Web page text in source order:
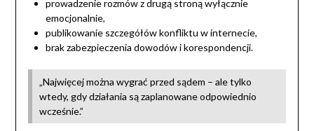
prowadzenie rozmów z drugą stroną wyłącznie
emocjonalnie,
publikowanie szczegółów konfliktu w internecie,
brak zabezpieczenia dowodów i korespondencji.
„Najwięcej można wygrać przed sądem – ale tylko
wtedy, gdy działania są zaplanowane odpowiednio
wcześnie.”